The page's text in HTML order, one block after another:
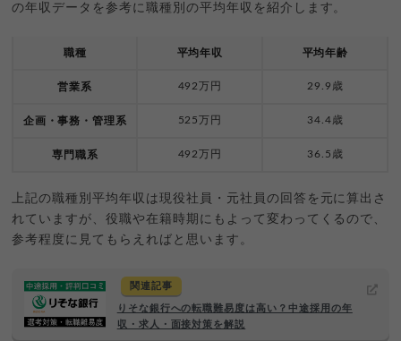
の年収データを参考に職種別の平均年収を紹介します。
職種 平均年収 平均年齢
営業系 492万円 29.9歳
企画・事務・管理系 525万円 34.4歳
専門職系 492万円 36.5歳
上記の職種別平均年収は現役社員・元社員の回答を元に算出さ
れていますが、役職や在籍時期にもよって変わってくるので、
参考程度に見てもらえればと思います。
関連記事
りそな銀行への転職難易度は高い？中途採用の年
収・求人・面接対策を解説